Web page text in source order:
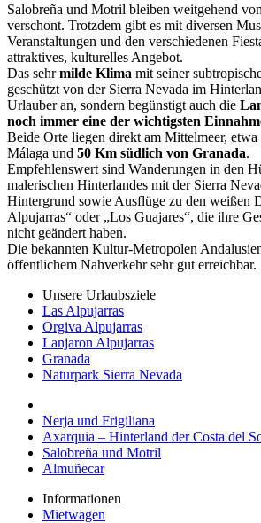
Salobreña und Motril bleiben weitgehend
verschont. Trotzdem gibt es mit diversen
Veranstaltungen und den verschiedenen
attraktives, kulturelles Angebot.
Das sehrmilde Klima mit seiner
geschützt von der Sierra Nevada im
Urlauber an, sondern begünstigt auch die
noch immer eine der wichtigsten
Beide Orte liegen direkt am Mittelmeer,
Málaga und 50 Km südlich von Granada.
Empfehlenswert sind Wanderungen in den
malerischen Hinterlandes mit der Sierra
Hintergrund sowie Ausflüge zu den weißen
Alpujarras“ oder „Los Guajares“, die ihre
nicht geändert haben.
Die bekannten Kultur-Metropolen
öffentlichem Nahverkehr sehr gut erreichbar.
Unsere Urlaubsziele
Las Alpujarras
Orgiva Alpujarras
Lanjaron Alpujarras
Granada
Naturpark Sierra Nevada
Nerja und Frigiliana
Axarquia – Hinterland der Costa del
Salobreña und Motril
Almuñecar
Informationen
Mietwagen